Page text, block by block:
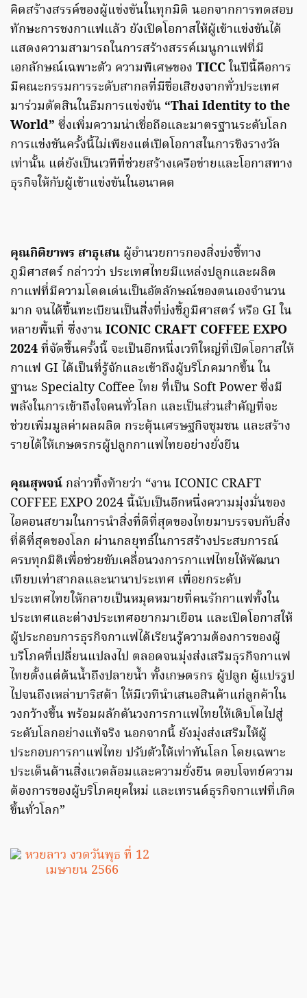
คิดสร้างสรรค์ของผู้แข่งขันในทุกมิติ นอกจากการทดสอบ
ทักษะการชงกาแฟแล้ว ยังเปิดโอกาสให้ผู้เข้าแข่งขันได้
แสดงความสามารถในการสร้างสรรค์เมนูกาแฟที่มี
เอกลักษณ์เฉพาะตัว ความพิเศษของ TICCในปีนี้คือการ
มีคณะกรรมการระดับสากลที่มีชื่อเสียงจากทั่วประเทศ
มาร่วมตัดสินในธีมการแข่งขัน “Thai Identity to the
World” ซึ่งเพิ่มความน่าเชื่อถือและมาตรฐานระดับโลก
การแข่งขันครั้งนี้ไม่เพียงแต่เปิดโอกาสในการชิงรางวัล
เท่านั้น แต่ยังเป็นเวทีที่ช่วยสร้างเครือข่ายและโอกาสทาง
ธุรกิจให้กับผู้เข้าแข่งขันในอนาคต
คุณกิติยาพร สาธุเสน ผู้อำนวยการกองสิ่งบ่งชี้ทาง
ภูมิศาสตร์ กล่าวว่า ประเทศไทยมีแหล่งปลูกและผลิต
กาแฟที่มีความโดดเด่นเป็นอัตลักษณ์ของตนเองจำนวน
มาก จนได้ขึ้นทะเบียนเป็นสิ่งที่บ่งชี้ภูมิศาสตร์ หรือ GI ใน
หลายพื้นที่ ซึ่งงานICONIC CRAFT COFFEE EXPO
2024ที่จัดขึ้นครั้งนี้ จะเป็นอีกหนึ่งเวทีใหญ่ที่เปิดโอกาสให้
กาแฟ GI ได้เป็นที่รู้จักและเข้าถึงผู้บริโภคมากขึ้น ใน
ฐานะ Specialty Coffee ไทย ที่เป็น Soft Power ซึ่งมี
พลังในการเข้าถึงใจคนทั่วโลก และเป็นส่วนสำคัญที่จะ
ช่วยเพิ่มมูลค่าผลผลิต กระตุ้นเศรษฐกิจชุมชน และสร้าง
รายได้ให้เกษตรกรผู้ปลูกกาแฟไทยอย่างยั่งยืน
คุณสุพจน์ กล่าวทิ้งท้ายว่า “งาน ICONIC CRAFT
COFFEE EXPO 2024 นี้นับเป็นอีกหนึ่งความมุ่งมั่นของ
ไอคอนสยามในการนำสิ่งที่ดีที่สุดของไทยมาบรรจบกับสิ่ง
ที่ดีที่สุดของโลก ผ่านกลยุทธ์ในการสร้างประสบการณ์
ครบทุกมิติเพื่อช่วยขับเคลื่อนวงการกาแฟไทยให้พัฒนา
เทียบเท่าสากลและนานาประเทศ เพื่อยกระดับ
ประเทศไทยให้กลายเป็นหมุดหมายที่คนรักกาแฟทั้งใน
ประเทศและต่างประเทศอยากมาเยือน และเปิดโอกาสให้
ผู้ประกอบการธุรกิจกาแฟได้เรียนรู้ความต้องการของผู้
บริโภคที่เปลี่ยนแปลงไป ตลอดจนมุ่งส่งเสริมธุรกิจกาแฟ
ไทยตั้งแต่ต้นน้ำถึงปลายน้ำ ทั้งเกษตรกร ผู้ปลูก ผู้แปรรูป
ไปจนถึงเหล่าบาริสต้า ให้มีเวทีนำเสนอสินค้าแก่ลูกค้าใน
วงกว้างขึ้น พร้อมผลักดันวงการกาแฟไทยให้เติบโตไปสู่
ระดับโลกอย่างแท้จริง นอกจากนี้ ยังมุ่งส่งเสริมให้ผู้
ประกอบการกาแฟไทย ปรับตัวให้เท่าทันโลก โดยเฉพาะ
ประเด็นด้านสิ่งแวดล้อมและความยั่งยืน ตอบโจทย์ความ
ต้องการของผู้บริโภคยุคใหม่ และเทรนด์ธุรกิจกาแฟที่เกิด
ขึ้นทั่วโลก”